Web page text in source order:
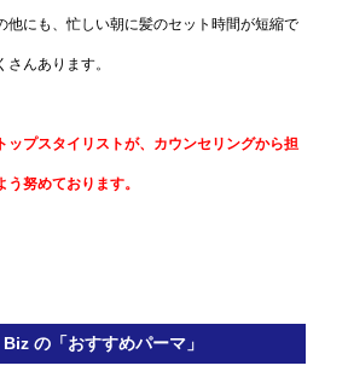
他にも、忙しい朝に髪のセット時間が短縮で
んあります。
ップスタイリストが、カウンセリングから担
努めております。
の「おすすめパーマ」